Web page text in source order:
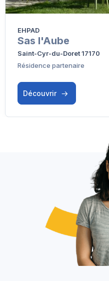
EHPAD
Sas l'Aube
Saint-Cyr-du-Doret 17170
Résidence partenaire
Découvrir